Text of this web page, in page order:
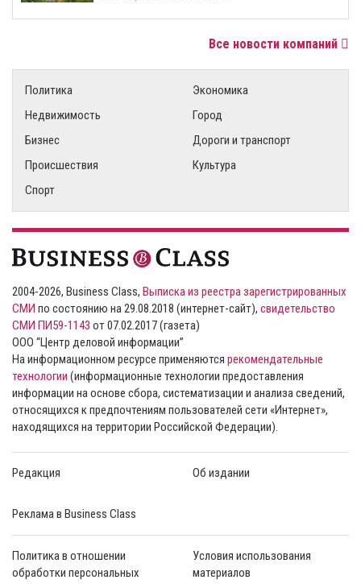
Все новости компаний
Политика
Экономика
Недвижимость
Город
Бизнес
Дороги и транспорт
Происшествия
Культура
Спорт
2004-2026, Business Class, Выписка из реестра зарегистрированных
СМИ по состоянию на 29.08.2018 (интернет-сайт), свидетельство
СМИ ПИ59-1143 от 07.02.2017 (газета)
ООО “Центр деловой информации”
На информационном ресурсе применяются рекомендательные
технологии (информационные технологии предоставления
информации на основе сбора, систематизации и анализа сведений,
относящихся к предпочтениям пользователей сети «Интернет»,
находящихся на территории Российской Федерации).
Редакция Об издании
Реклама в Business Class
Политика в отношении
обработки персональных
Условия использования
материалов